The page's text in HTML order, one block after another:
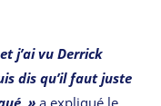
j’ai vu Derrick
dis qu’il faut juste